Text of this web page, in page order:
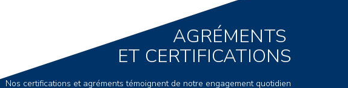
AGRÉMENTS
ET CERTIFICATIONS
Nos certifications et agréments témoignent de notre engagement quotidien